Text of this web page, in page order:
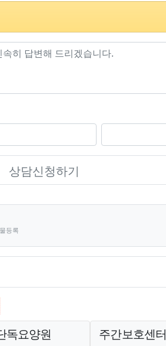
상담신청하기
등록
독요양원 주간보호센터